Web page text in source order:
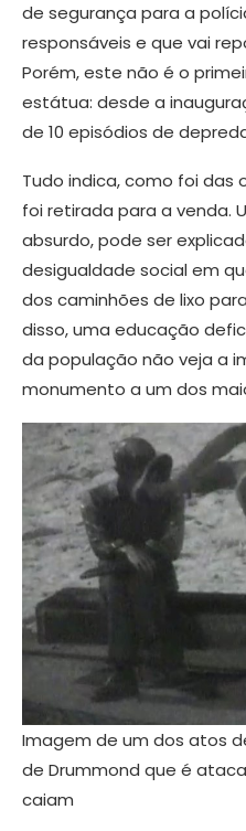
de segurança para a
responsáveis e que vai
Porém, este não é o
estátua: desde a
de 10 episódios de
Tudo indica, como foi das
foi retirada para a venda.
absurdo, pode ser
desigualdade social em
dos caminhões de lixo
disso, uma educação
da população não veja a
monumento a um dos
Imagem de um dos atos
de Drummond que é
caiam